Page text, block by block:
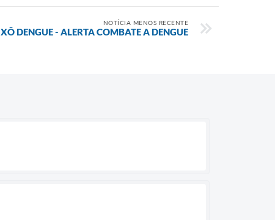
NOTÍCIA MENOS RECENTE
XÔ DENGUE - ALERTA COMBATE A DENGUE